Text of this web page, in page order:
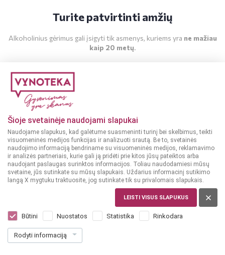
Šioje svetainėje naudojami slapukai
Naudojame slapukus, kad galėtume suasmeninti turinį bei skelbimus, teikti
visuomeninės medijos funkcijas ir analizuoti srautą. Be to, svetainės
naudojimo informaciją bendriname su visuomeninės medijos, reklamavimo
ir analizės partneriais, kurie gali ją pridėti prie kitos jūsų pateiktos arba
naudojant paslaugas surinktos informacijos. Toliau naudodamiesi mūsų
svetaine, jūs sutinkate su mūsų slapukais. Uždarius informacinį sutikimo
langą X mygtuku traktuosite, jog sutinkate tik su privalomais slapukais.
LEISTI VISUS SLAPUKUS
Būtini Nuostatos Statistika Rinkodara
Rodyti informaciją
Turite patvirtinti amžių
Alkoholinius gėrimus gali įsigyti tik asmenys, kuriems yra ne mažiau
kaip 20 metų.
Dar nėra balsų, galite įvertinti
1469€ 29.38 € / L